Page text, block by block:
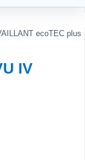
ecoTEC plus
IV